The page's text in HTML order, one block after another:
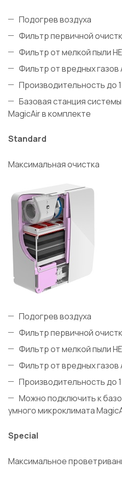
Подогрев воздуха
Фильтр первичной
Фильтр от мелкой пыли
Фильтр от вредных газов
Производительность до
Базовая станция
MagicAir в комплекте
Standard
Максимальная очистка
Подогрев воздуха
Фильтр первичной
Фильтр от мелкой пыли
Фильтр от вредных газов
Производительность до
Можно подключить к
умного микроклимата
Special
Максимальное